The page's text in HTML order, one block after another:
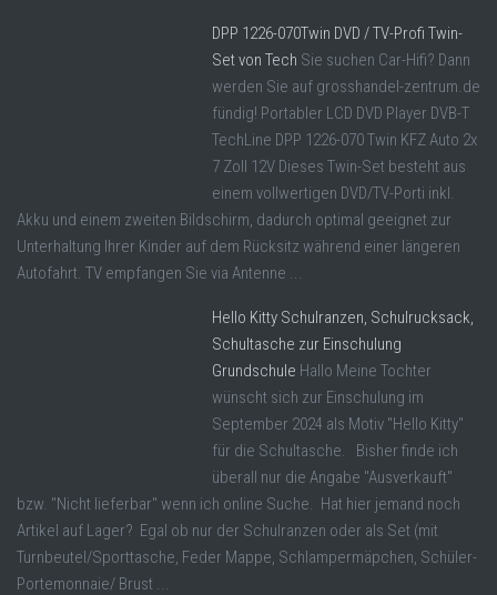
DPP 1226-070Twin DVD / TV-Profi Twin-
Set von Tech Sie suchen Car-Hifi? Dann
werden Sie auf grosshandel-zentrum.de
fündig! Portabler LCD DVD Player DVB-T
TechLine DPP 1226-070 Twin KFZ Auto 2x
7 Zoll 12V Dieses Twin-Set besteht aus
einem vollwertigen DVD/TV-Porti inkl.
Akku und einem zweiten Bildschirm, dadurch optimal geeignet zur
Unterhaltung Ihrer Kinder auf dem Rücksitz während einer längeren
Autofahrt. TV empfangen Sie via Antenne ...
Hello Kitty Schulranzen, Schulrucksack,
Schultasche zur Einschulung
Grundschule Hallo Meine Tochter
wünscht sich zur Einschulung im
September 2024 als Motiv "Hello Kitty"
für die Schultasche. Bisher finde ich
überall nur die Angabe "Ausverkauft"
bzw. "Nicht lieferbar" wenn ich online Suche. Hat hier jemand noch
Artikel auf Lager? Egal ob nur der Schulranzen oder als Set (mit
Turnbeutel/Sporttasche, Feder Mappe, Schlampermäpchen, Schüler-
Portemonnaie/ Brust ...